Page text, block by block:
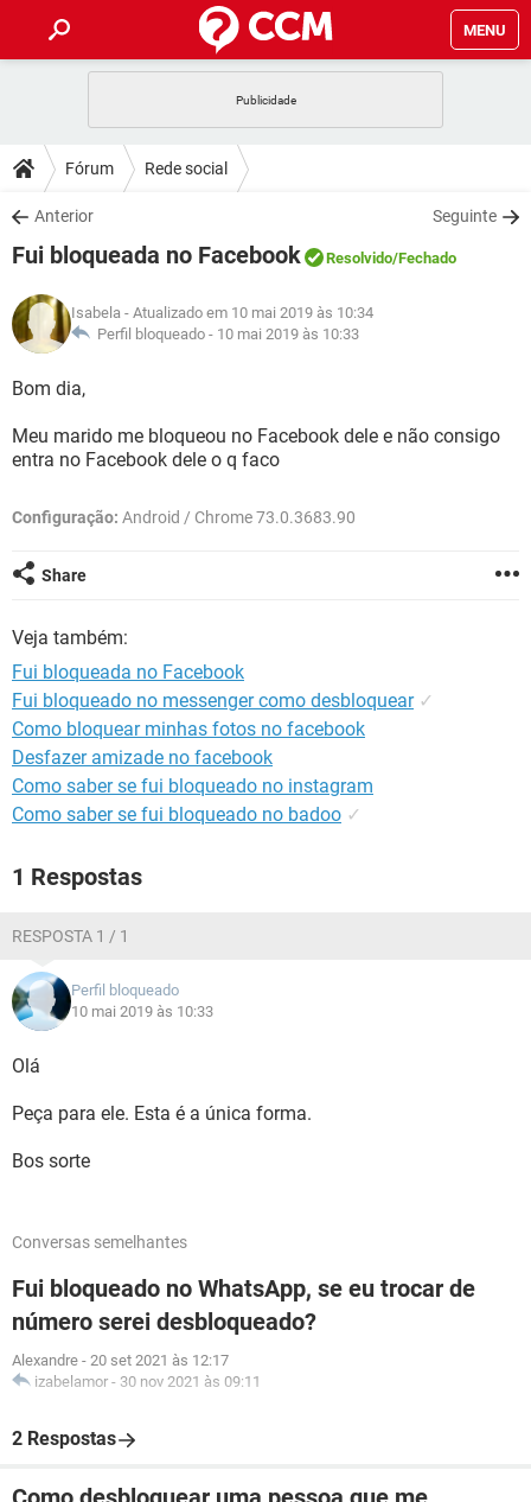
MENU
CELULAR
OUTLOOK
INSTAGRAM GMAIL
GUIA DE COMPRAS
DICAS
JOGOS
INSTAGRAM GMAIL
GUIA DE COMPRAS
DOWNLOADS
JOGOS WHATSAPP
CELULAR
OUTLOOK EXCEL
INSTAGRAM
JOGOS WHATSAPP
CELULAR
OUTLOOK
INSTAGRAM GMAIL
GLOSSÁRIO
JOGOS
OUTLOOK
Fórum Rede social
Anterior Seguinte
Fui bloqueada no Facebook Resolvido/Fechado
Isabela - Atualizado em 10 mai 2019 às 10:34
Perfil bloqueado - 10 mai 2019 às 10:33
Bom dia,
Meu marido me bloqueou no Facebook dele e não consigo
entra no Facebook dele o q faco
Configuração: Android / Chrome 73.0.3683.90
Share
Veja também:
Fui bloqueada no Facebook
Fui bloqueado no messenger como desbloquear ✓
Como bloquear minhas fotos no facebook
Desfazer amizade no facebook
Como saber se fui bloqueado no instagram
Como saber se fui bloqueado no badoo ✓
1 Respostas
RESPOSTA 1 / 1
Perfil bloqueado
10 mai 2019 às 10:33
Olá
Peça para ele. Esta é a única forma.
Bos sorte
Conversas semelhantes
Fui bloqueado no WhatsApp, se eu trocar de
número serei desbloqueado?
Alexandre - 20 set 2021 às 12:17
izabelamor - 30 nov 2021 às 09:11
2 Respostas